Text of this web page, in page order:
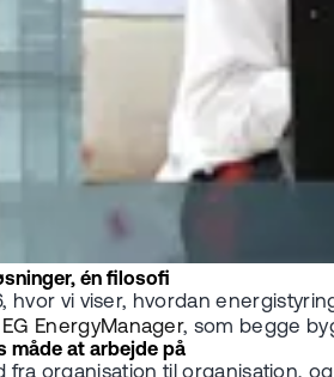
én filosofi
hvor vi viser, hvordan
EG EnergyManager, som begge
måde at arbejde på